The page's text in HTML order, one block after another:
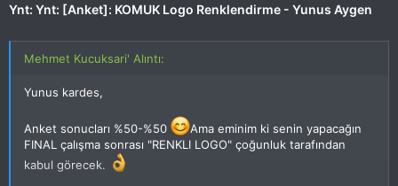
Ynt: Ynt: [Anket]: KOMUK Logo Renklendirme - Yunus Aygen
Mehmet Kucuksari' Alıntı:
Yunus kardes,
Anket sonucları %50-%50
Ama eminim ki senin yapacağın
FINAL çalışma sonrası "RENKLI LOGO" çoğunluk tarafından
kabul görecek.